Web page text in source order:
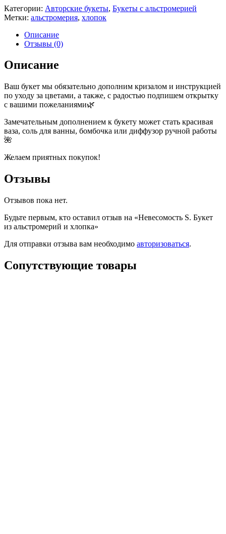
Категории: Авторские букеты, Букеты с альстромерией
Метки: альстромерия, хлопок
Описание
Отзывы (0)
Описание
Ваш букет мы обязательно дополним кризалом и инструкцией
по уходу за цветами, а также, с радостью подпишем открытку
с вашими пожеланиями🌿
Замечательным дополнением к букету может стать красивая
ваза, соль для ванны, бомбочка или диффузор ручной работы
🌺
Желаем приятных покупок!
Отзывы
Отзывов пока нет.
Будьте первым, кто оставил отзыв на «Невесомость S. Букет
из альстромерий и хлопка»
Для отправки отзыва вам необходимо авторизоваться.
Сопутствующие товары